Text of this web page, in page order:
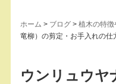
ホーム > ブログ >植木の特
竜柳）の剪定・お手入れの
ウンリュウヤ